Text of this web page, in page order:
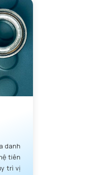
danh
tiên
trì vị